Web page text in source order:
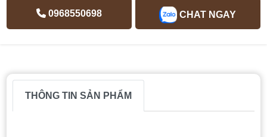
0968550698 CHAT NGAY
THÔNG TIN SẢN PHẨM